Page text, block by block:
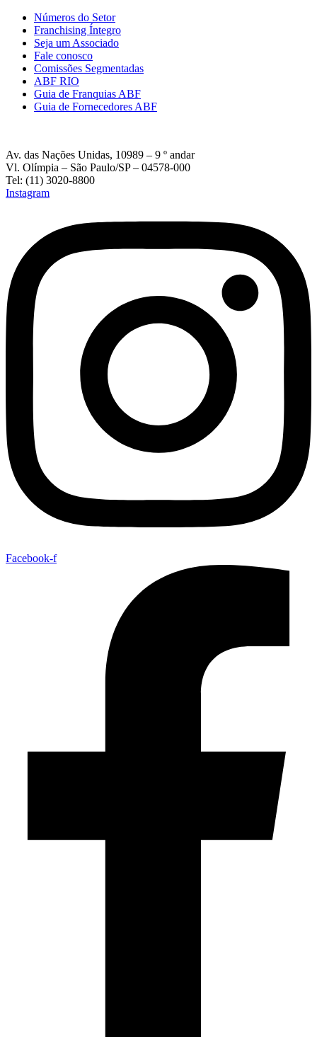
Números do Setor
Franchising Íntegro
Seja um Associado
Fale conosco
Comissões Segmentadas
ABF RIO
Guia de Franquias ABF
Guia de Fornecedores ABF
Av. das Nações Unidas, 10989 – 9 º andar
Vl. Olímpia – São Paulo/SP – 04578-000
Tel: (11) 3020-8800
Instagram
Facebook-f